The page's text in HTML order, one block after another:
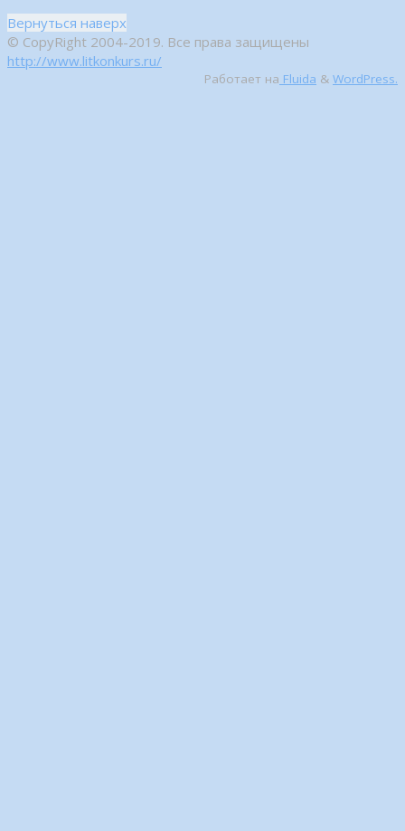
Вернуться наверх
© CopyRight 2004-2019. Все права защищены
http://www.litkonkurs.ru/
Работает на Fluida & WordPress.